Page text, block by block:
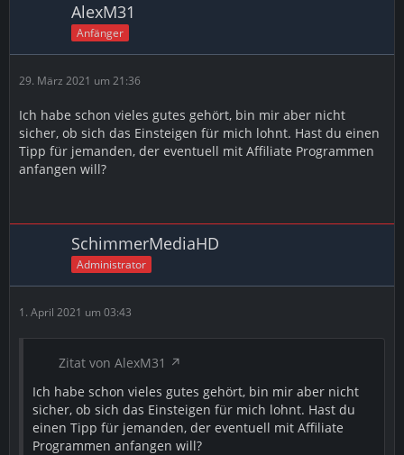
AlexM31
Anfänger
29. März 2021 um 21:36
Ich habe schon vieles gutes gehört, bin mir aber nicht
sicher, ob sich das Einsteigen für mich lohnt. Hast du einen
Tipp für jemanden, der eventuell mit Affiliate Programmen
anfangen will?
SchimmerMediaHD
Administrator
1. April 2021 um 03:43
Zitat von AlexM31
Ich habe schon vieles gutes gehört, bin mir aber nicht
sicher, ob sich das Einsteigen für mich lohnt. Hast du
einen Tipp für jemanden, der eventuell mit Affiliate
Programmen anfangen will?